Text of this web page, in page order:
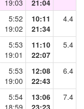
19:03
21:04
5:52
19:02
10:11
21:34
4.4
5:53
19:01
11:10
22:07
5.4
5:53
19:00
12:08
22:43
6.4
5:54
18:59
13:06
23:23
7.4